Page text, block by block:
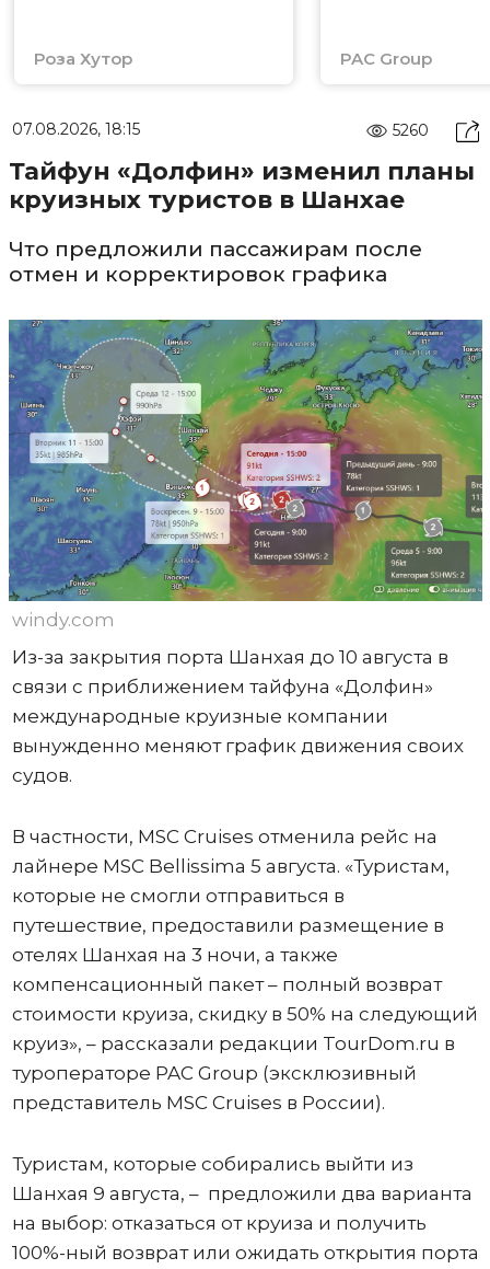
Роза Хутор PAC Group
07.08.2026, 18:15 5260
Тайфун «Долфин» изменил планы
круизных туристов в Шанхае
Что предложили пассажирам после
отмен и корректировок графика
windy.com
Из-за закрытия порта Шанхая до 10 августа в
связи с приближением тайфуна «Долфин»
международные круизные компании
вынужденно меняют график движения своих
судов.
В частности, MSC Cruises отменила рейс на
лайнере MSC Bellissima 5 августа. «Туристам,
которые не смогли отправиться в
путешествие, предоставили размещение в
отелях Шанхая на 3 ночи, а также
компенсационный пакет – полный возврат
стоимости круиза, скидку в 50% на следующий
круиз», – рассказали редакции TourDom.ru в
туроператоре PAC Group (эксклюзивный
представитель MSC Cruises в России).
Туристам, которые собирались выйти из
Шанхая 9 августа, – предложили два варианта
на выбор: отказаться от круиза и получить
100%-ный возврат или ожидать открытия порта